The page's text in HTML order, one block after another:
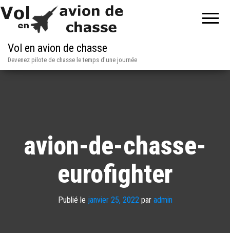
Vol en avion de chasse
Devenez pilote de chasse le temps d'une journée
avion-de-chasse-
eurofighter
Publié le janvier 25, 2022 par admin